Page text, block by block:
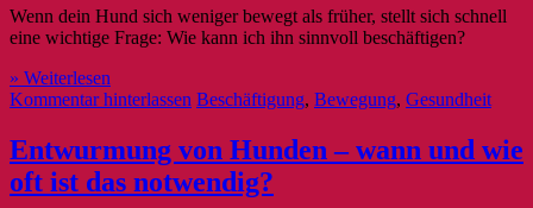
Wenn dein Hund sich weniger bewegt als früher, stellt sich schnell
eine wichtige Frage: Wie kann ich ihn sinnvoll beschäftigen?
» Weiterlesen
Kommentar hinterlassen Beschäftigung, Bewegung, Gesundheit
Entwurmung von Hunden – wann und wie
oft ist das notwendig?